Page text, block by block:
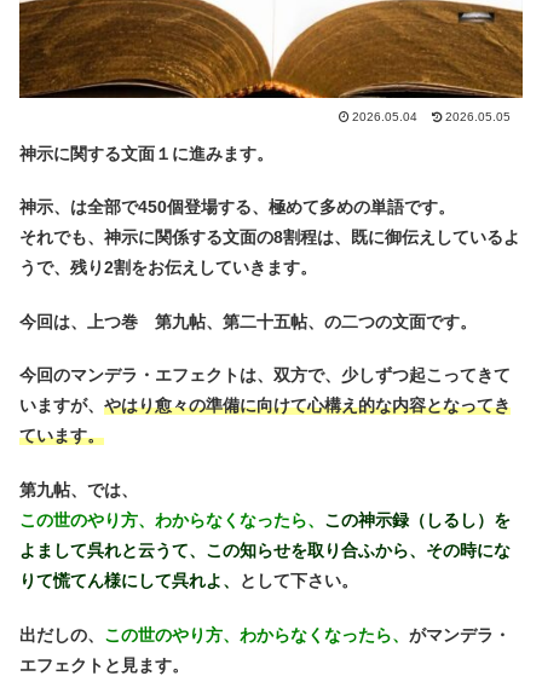
2026.05.04 2026.05.05
神示に関する文面１に進みます。
神示、は全部で450個登場する、極めて多めの単語です。
それでも、神示に関係する文面の8割程は、既に御伝えしているよ
うで、残り2割をお伝えしていきます。
今回は、上つ巻 第九帖、第二十五帖、の二つの文面です。
今回のマンデラ・エフェクトは、双方で、少しずつ起こってきて
いますが、 やはり愈々の準備に向けて心構え的な内容となってき
ています。
第九帖、では、
この世のやり方、わからなくなったら、 この神示録（しるし）を
よまして呉れと云うて、この知らせを取り合ふから、その時にな
りて慌てん様にして呉れよ、
として下さい。
出だしの、 この世のやり方、わからなくなったら、 がマンデラ・
エフェクトと見ます。